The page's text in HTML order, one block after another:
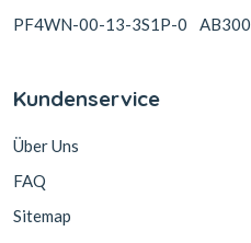
PF4WN-00-13-3S1P-0
Kundenservice
Über Uns
FAQ
Sitemap